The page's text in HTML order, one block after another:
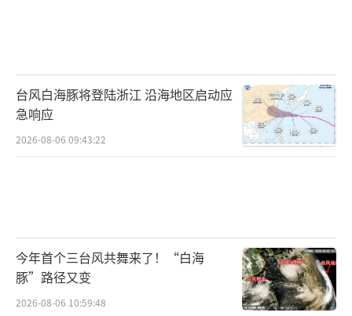
日11时起停运，预计停运将持续至6月14日上
午。部分进出海南岛列车也将停运。琼州海峡
航线将于6月12日11时起全线停运，预计停运时
间持续到6月14日上午。
台风白海豚将登陆浙江 沿海地区启动应
急响应
2026-08-06 09:43:22
今年首个三台风共舞来了！“白海
豚”路径又变
2026-08-06 10:59:48